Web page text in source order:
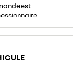
est